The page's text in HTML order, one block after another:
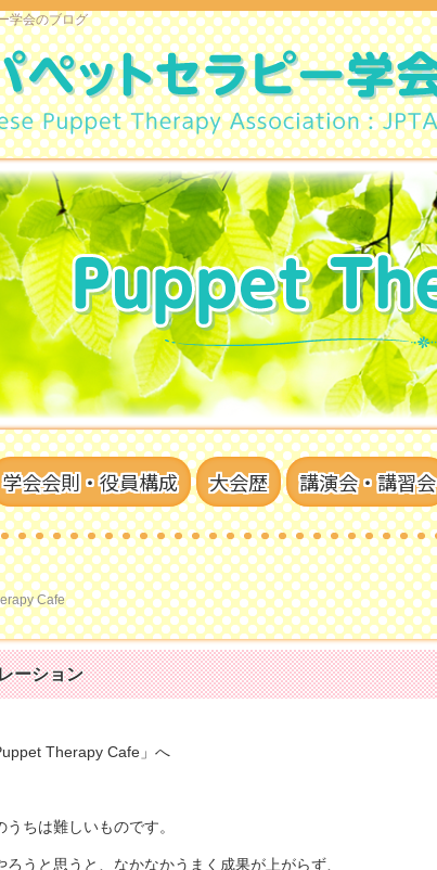
学会のブログ
学会会則・役員構成 大会歴 講演会・講習会
Cafe
ーション
Therapy Cafe」へ
ちは難しいものです。
ろうと思うと、なかなかうまく成果が上がらず、